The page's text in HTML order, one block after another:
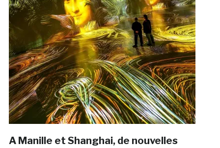
A Manille et Shanghai, de nouvelles